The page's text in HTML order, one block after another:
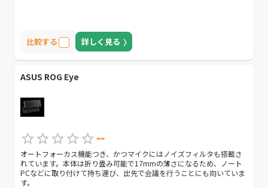
比較する 詳しく見る
ASUS ROG Eye
--
オートフォーカス機能つき、かつマイクにはノイズフィルタも搭載さ
れています。本体は折り畳み可能で17mmの薄さになるため、ノート
PCなどに取り付けて持ち運び、出先で会議を行うことにも向いていま
す。